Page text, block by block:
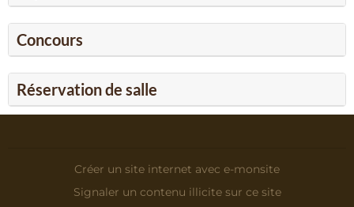
Concours
Réservation de salle
Créer un site internet avec e-monsite
Signaler un contenu illicite sur ce site